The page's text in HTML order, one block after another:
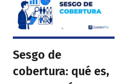
Sesgo de
cobertura: qué es,